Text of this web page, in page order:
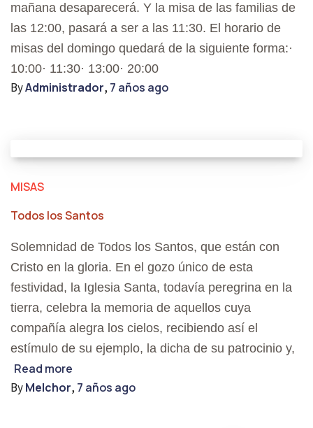
mañana desaparecerá. Y la misa de las familias de
las 12:00, pasará a ser a las 11:30. El horario de
misas del domingo quedará de la siguiente forma:·
10:00· 11:30· 13:00· 20:00
ByAdministrador, 7 años ago
MISAS
Todos los Santos
Solemnidad de Todos los Santos, que están con
Cristo en la gloria. En el gozo único de esta
festividad, la Iglesia Santa, todavía peregrina en la
tierra, celebra la memoria de aquellos cuya
compañía alegra los cielos, recibiendo así el
estímulo de su ejemplo, la dicha de su patrocinio y,
Read more
ByMelchor, 7 años ago